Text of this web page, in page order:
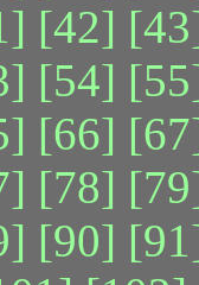
[42]
[54]
[66]
[78]
[90]